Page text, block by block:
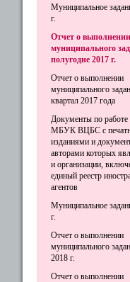
Муниципальное
г.
Отчет о выполнении
муниципального
полугодие 2017 г.
Отчет о выполнении
муниципального
квартал 2017 года
Документы по работе
МБУК ВЦБС с
изданиями и
авторами которых
и организации,
единый реестр
агентов
Муниципальное
г.
Отчет о выполнении
муниципального
2018 г.
Отчет о выполнении